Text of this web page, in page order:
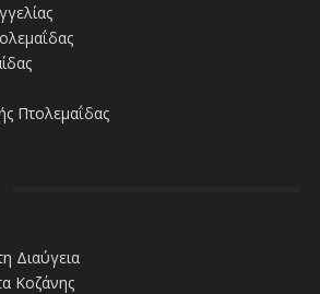
Πτολεμαΐδας
Διαύγεια
Κοζάνης